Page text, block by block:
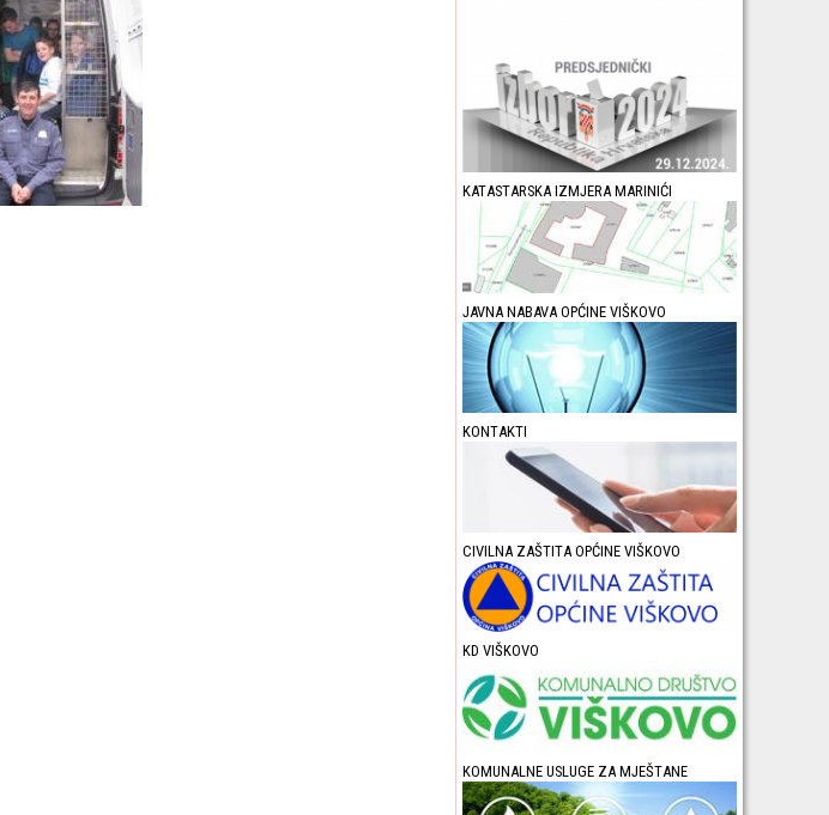
KATASTARSKA IZMJERA MARINIĆI
JAVNA NABAVA OPĆINE VIŠKOVO
KONTAKTI
CIVILNA ZAŠTITA OPĆINE VIŠKOVO
KD VIŠKOVO
KOMUNALNE USLUGE ZA MJEŠTANE